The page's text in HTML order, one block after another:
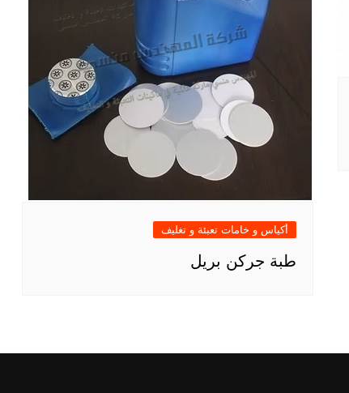
أكياس و خامات تعبئة و تغليف
طبة جركن بريل